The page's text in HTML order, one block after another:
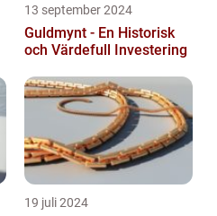
13 september 2024
Guldmynt - En Historisk
och Värdefull Investering
19 juli 2024